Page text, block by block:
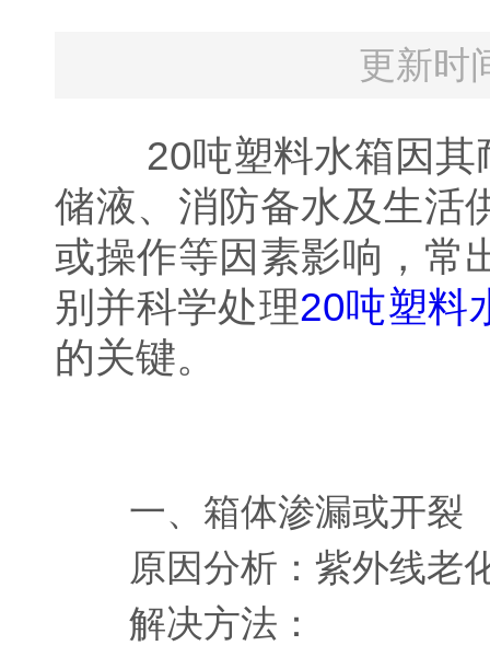
更新时
20吨塑料水箱因其耐
储液、消防备水及生活
或操作等因素影响，常
别并科学处理20吨塑料
的关键。
一、箱体渗漏或开裂
原因分析：紫外线老化
解决方法：